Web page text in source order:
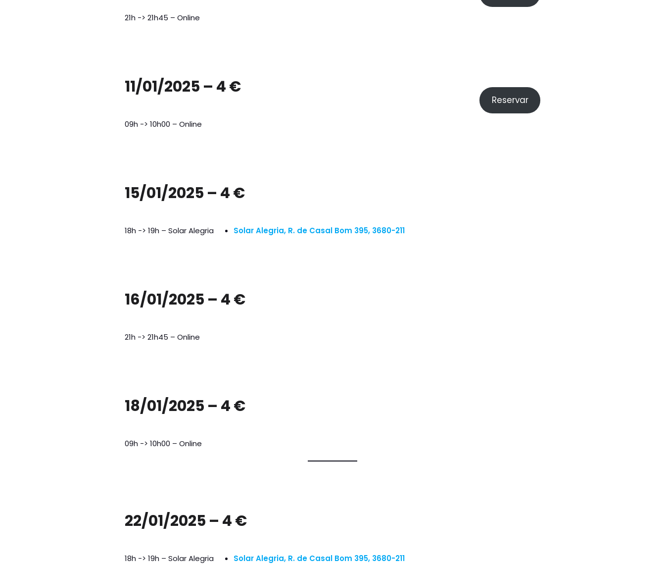
21h -> 21h45 – Online
11/01/2025 – 4 €
09h -> 10h00 – Online
Reservar
15/01/2025 – 4 €
18h -> 19h – Solar Alegria Solar Alegria, R. de Casal Bom 395, 3680-211
16/01/2025 – 4 €
21h -> 21h45 – Online
18/01/2025 – 4 €
09h -> 10h00 – Online
22/01/2025 – 4 €
18h -> 19h – Solar Alegria Solar Alegria, R. de Casal Bom 395, 3680-211